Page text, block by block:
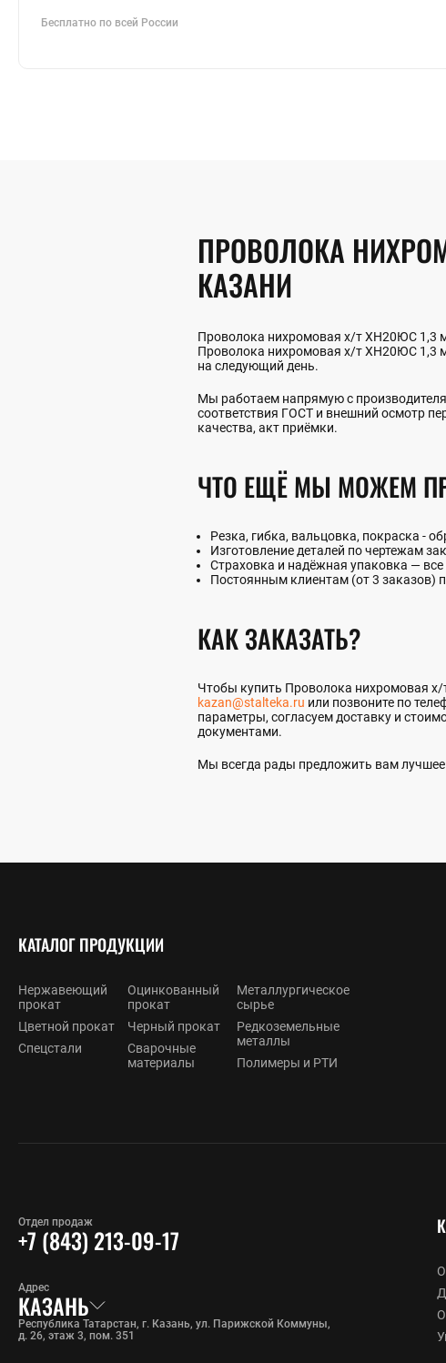
Бесплатно по всей России
ПРОВОЛОКА
КАЗАНИ
Проволока нихромовая х/т ХН20ЮС 1,3
Проволока нихромовая х/т ХН20ЮС 1,3
на следующий день.
Мы работаем напрямую с
соответствия ГОСТ и внешний осмотр
качества, акт приёмки.
ЧТО ЕЩЁ МЫ МОЖЕМ
Резка, гибка, вальцовка, покраска -
Изготовление деталей по чертежам
Страховка и надёжная упаковка —
Постоянным клиентам (от 3 заказов)
КАК ЗАКАЗАТЬ?
Чтобы купить Проволока нихромовая х/
kazan@stalteka.ru или позвоните по
параметры, согласуем доставку и
документами.
Мы всегда рады предложить вам
КАТАЛОГ ПРОДУКЦИИ
Нержавеющий
прокат
Цветной прокат
Спецстали
Оцинкованный
прокат
Черный прокат
Сварочные
материалы
Металлургическое
сырье
Редкоземельные
металлы
Полимеры и РТИ
Отдел продаж
+7 (843) 213-09-17
Адрес
КАЗАНЬ
Республика Татарстан, г. Казань, ул. Парижской Коммуны,
д. 26, этаж 3, пом. 351